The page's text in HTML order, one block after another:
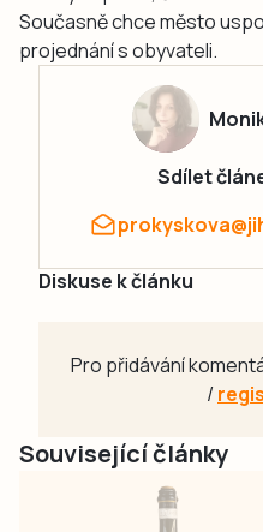
Současně chce město
projednání s obyvateli.
Sdílet
Diskuse k článku
Pro přidávání
/
Související články